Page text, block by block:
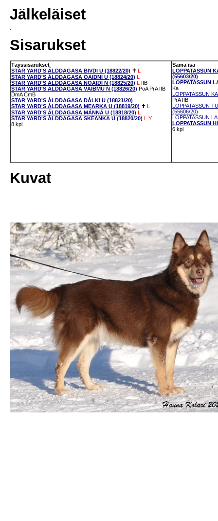
Jälkeläiset
Sisarukset
Täyssisarukset
STAR YARD'S ÁLDDAGASA BIVDI U (18822/20) ✝ L
STAR YARD'S ÁLDDAGASA OAIDNI U (18824/20) L
STAR YARD'S ÁLDDAGASA NOAIDI N (18825/20) L
IfB
STAR YARD'S ÁLDDAGASA VÁIBMU N (18826/20) PoA PrA IfB
DmA CmB
STAR YARD'S ÁLDDAGASA DÁLKI U (18821/20)
STAR YARD'S ÁLDDAGASA MEARKA U (18819/20) ✝ L
STAR YARD'S ÁLDDAGASA MÁNNÁ U (18818/20) L
STAR YARD'S ÁLDDAGASA SKEANKA U (18820/20) L Y
8 kpl
Sama isä
LOPPATASSUN
(55603/20)
LOPPATASSUN
Ka
LOPPATASSUN
PrA IfB
LOPPATASSUN
(55606/20)
LOPPATASSUN
LOPPATASSUN
6 kpl
Kuvat